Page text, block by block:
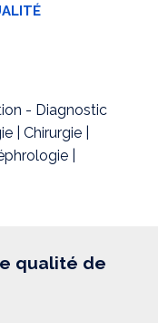
- Diagnostic
| Chirurgie |
|
qualité de